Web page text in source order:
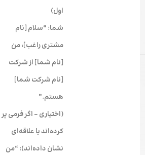
اول)
شما: “سلام [نام
مشتری راغب]، من
[نام شما] از شرکت
[نام شرکت شما]
هستم.”
(اختیاری – اگر فرمی پر
کرده‌اند یا علاقه‌ای
نشان داده‌اند): “من